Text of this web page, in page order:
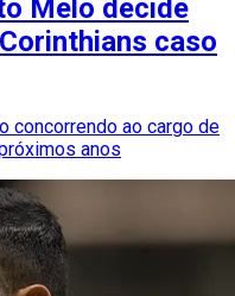
Melo decide
caso
concorrendo ao cargo de
anos